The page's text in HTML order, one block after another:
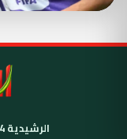
الرشيدية 24. أخبار، أحداث، على مدار الساعة.